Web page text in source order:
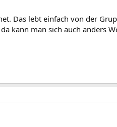
Das lebt einfach von der
kann man sich auch anders